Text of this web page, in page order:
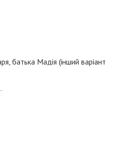
батька Мадія (інший варіант
.